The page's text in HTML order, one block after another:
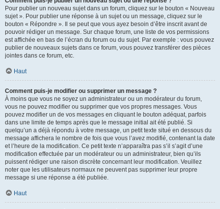
Pour publier un nouveau sujet dans un forum, cliquez sur le bouton « Nouveau
sujet ». Pour publier une réponse à un sujet ou un message, cliquez sur le
bouton « Répondre ». Il se peut que vous ayez besoin d’être inscrit avant de
pouvoir rédiger un message. Sur chaque forum, une liste de vos permissions
est affichée en bas de l’écran du forum ou du sujet. Par exemple : vous pouvez
publier de nouveaux sujets dans ce forum, vous pouvez transférer des pièces
jointes dans ce forum, etc.
Haut
Comment puis-je modifier ou supprimer un message ?
À moins que vous ne soyez un administrateur ou un modérateur du forum,
vous ne pouvez modifier ou supprimer que vos propres messages. Vous
pouvez modifier un de vos messages en cliquant le bouton adéquat, parfois
dans une limite de temps après que le message initial ait été publié. Si
quelqu’un a déjà répondu à votre message, un petit texte situé en dessous du
message affichera le nombre de fois que vous l’avez modifié, contenant la date
et l’heure de la modification. Ce petit texte n’apparaîtra pas s’il s’agit d’une
modification effectuée par un modérateur ou un administrateur, bien qu’ils
puissent rédiger une raison discrète concernant leur modification. Veuillez
noter que les utilisateurs normaux ne peuvent pas supprimer leur propre
message si une réponse a été publiée.
Haut